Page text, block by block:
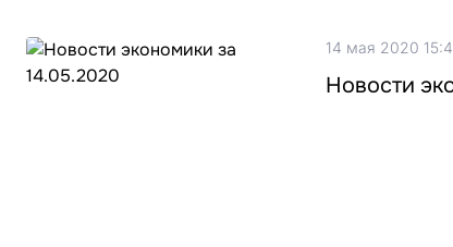
14 мая 2020
Новости